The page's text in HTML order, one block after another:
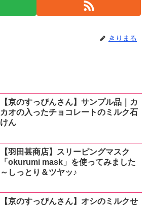
きりまる
【京のすっぴんさん】サンプル品｜カ
カオの入ったチョコレートのミルク石
けん
【羽田甚商店】スリーピングマスク
「okurumi mask」を使ってみました
～しっとり＆ツヤッ♪
【京のすっぴんさん】オシのミルクせ